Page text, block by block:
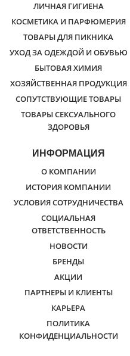
ЛИЧНАЯ ГИГИЕНА
КОСМЕТИКА И ПАРФЮМЕРИЯ
ТОВАРЫ ДЛЯ ПИКНИКА
УХОД ЗА ОДЕЖДОЙ И ОБУВЬЮ
БЫТОВАЯ ХИМИЯ
ХОЗЯЙСТВЕННАЯ ПРОДУКЦИЯ
СОПУТСТВУЮЩИЕ ТОВАРЫ
ТОВАРЫ СЕКСУАЛЬНОГО
ЗДОРОВЬЯ
ИНФОРМАЦИЯ
О КОМПАНИИ
ИСТОРИЯ КОМПАНИИ
УСЛОВИЯ СОТРУДНИЧЕСТВА
СОЦИАЛЬНАЯ
ОТВЕТСТВЕННОСТЬ
НОВОСТИ
БРЕНДЫ
АКЦИИ
ПАРТНЕРЫ И КЛИЕНТЫ
КАРЬЕРА
ПОЛИТИКА
КОНФИДЕНЦИАЛЬНОСТИ